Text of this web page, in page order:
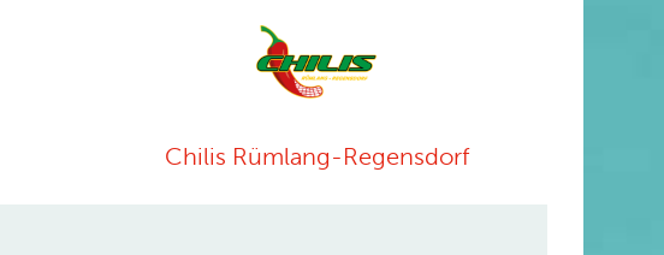
Chilis Rümlang-Regensdorf